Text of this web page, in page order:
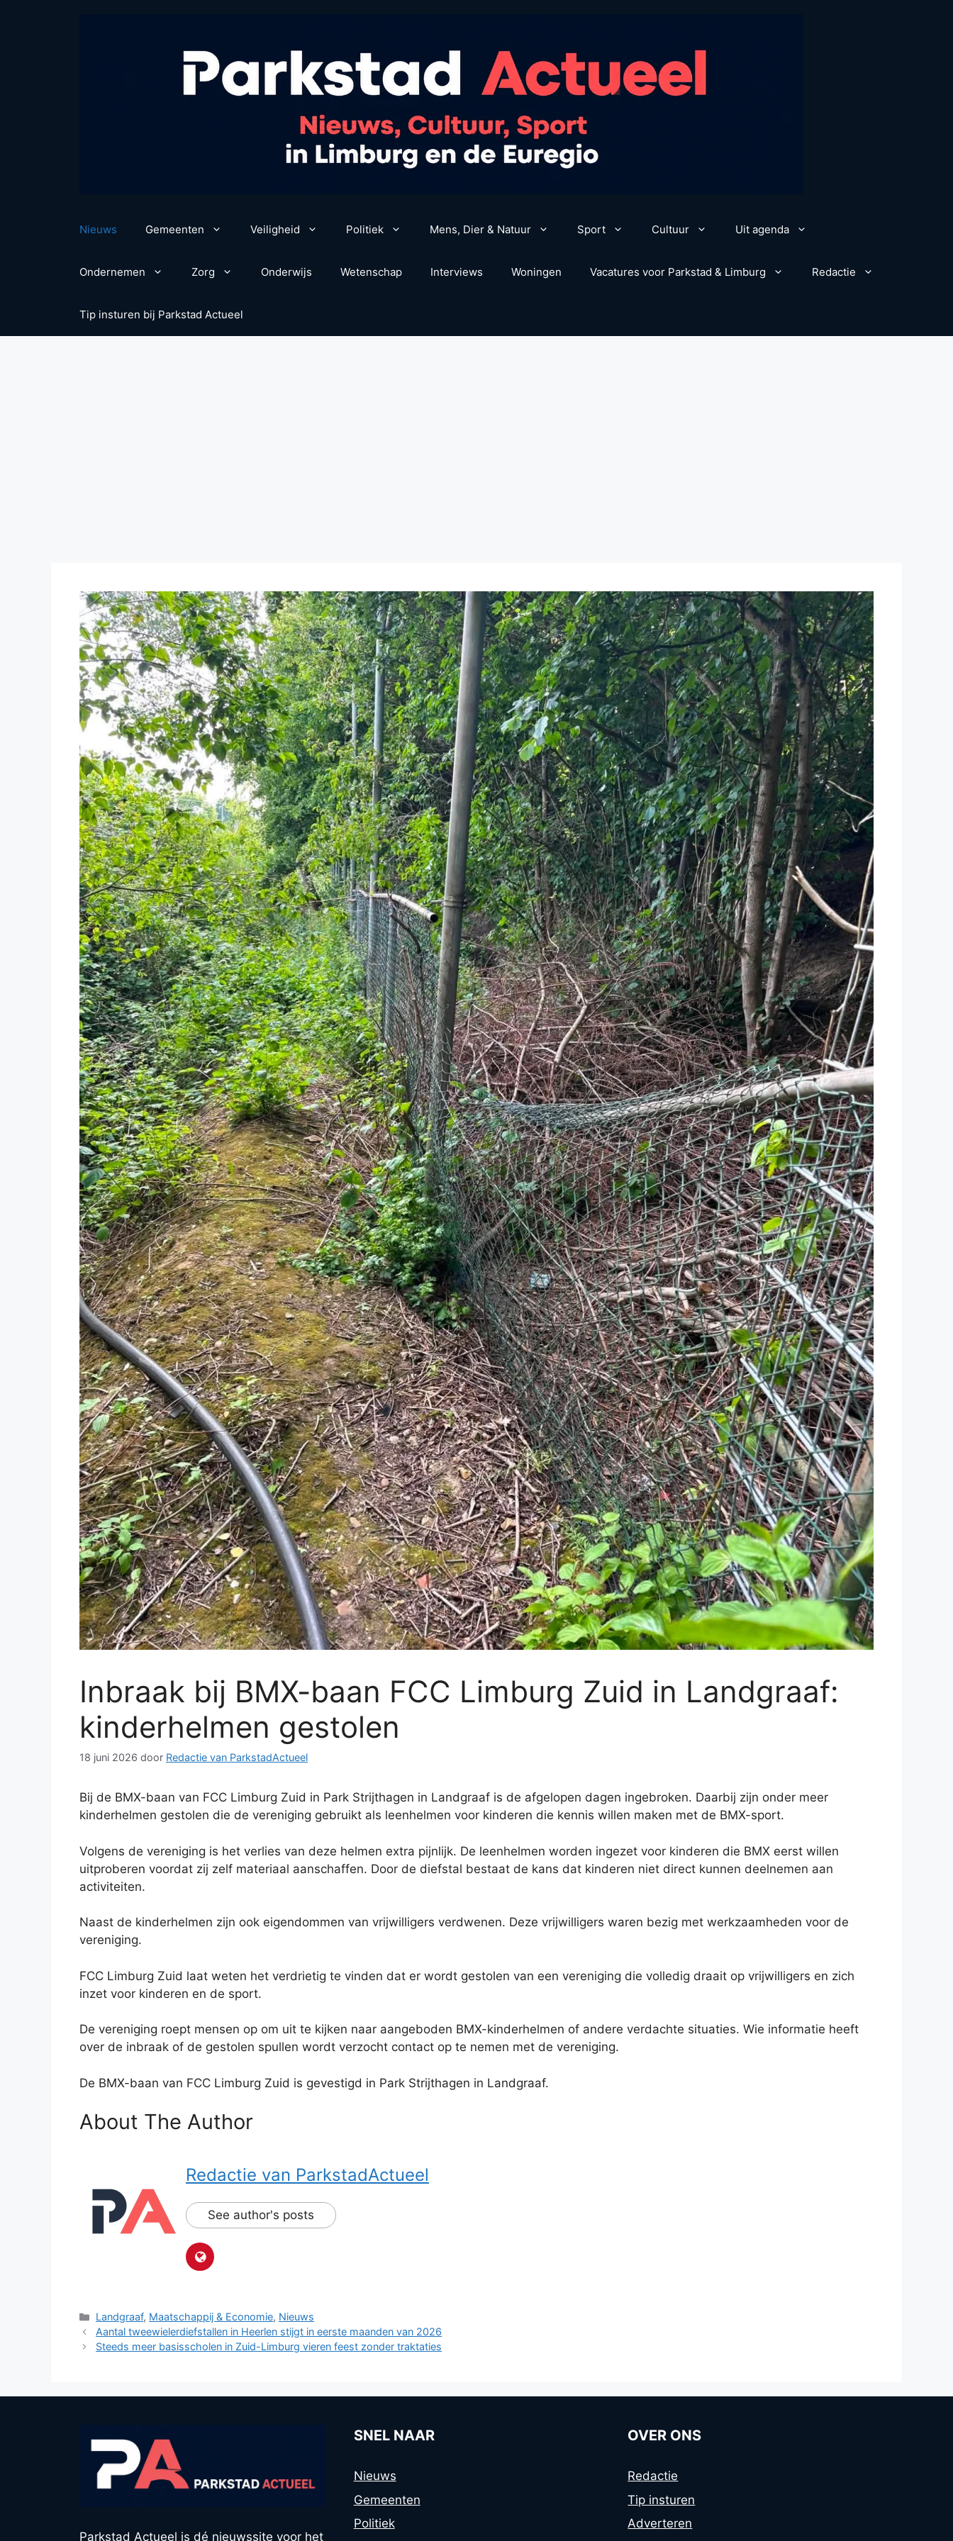
Nieuws Gemeenten Veiligheid Politiek Mens, Dier & Natuur Sport Cultuur Uit agenda
Ondernemen Zorg Onderwijs Wetenschap Interviews Woningen Vacatures voor Parkstad & Limburg Redactie
Tip insturen bij Parkstad Actueel
Inbraak bij BMX-baan FCC Limburg Zuid in Landgraaf:
kinderhelmen gestolen
18 juni 2026 door Redactie van ParkstadActueel
Bij de BMX-baan van FCC Limburg Zuid in Park Strijthagen in Landgraaf is de afgelopen dagen ingebroken. Daarbij zijn onder meer
kinderhelmen gestolen die de vereniging gebruikt als leenhelmen voor kinderen die kennis willen maken met de BMX-sport.
Volgens de vereniging is het verlies van deze helmen extra pijnlijk. De leenhelmen worden ingezet voor kinderen die BMX eerst willen
uitproberen voordat zij zelf materiaal aanschaffen. Door de diefstal bestaat de kans dat kinderen niet direct kunnen deelnemen aan
activiteiten.
Naast de kinderhelmen zijn ook eigendommen van vrijwilligers verdwenen. Deze vrijwilligers waren bezig met werkzaamheden voor de
vereniging.
FCC Limburg Zuid laat weten het verdrietig te vinden dat er wordt gestolen van een vereniging die volledig draait op vrijwilligers en zich
inzet voor kinderen en de sport.
De vereniging roept mensen op om uit te kijken naar aangeboden BMX-kinderhelmen of andere verdachte situaties. Wie informatie heeft
over de inbraak of de gestolen spullen wordt verzocht contact op te nemen met de vereniging.
De BMX-baan van FCC Limburg Zuid is gevestigd in Park Strijthagen in Landgraaf.
About The Author
Redactie van ParkstadActueel
See author's posts
Categorieën
Landgraaf, Maatschappij & Economie, Nieuws
Aantal tweewielerdiefstallen in Heerlen stijgt in eerste maanden van 2026
Steeds meer basisscholen in Zuid-Limburg vieren feest zonder traktaties
Parkstad Actueel is dé nieuwssite voor het
SNEL NAAR
Nieuws
Gemeenten
Politiek
OVER ONS
Redactie
Tip insturen
Adverteren